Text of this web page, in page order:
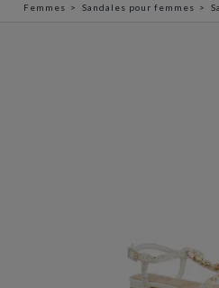
Femmes Sandales pour femmes